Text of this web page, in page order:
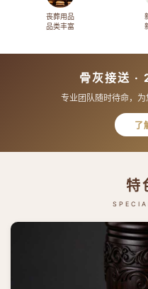
丧葬用品
品类丰富
骨灰接送 ·
专业团队随时待命，
了
特